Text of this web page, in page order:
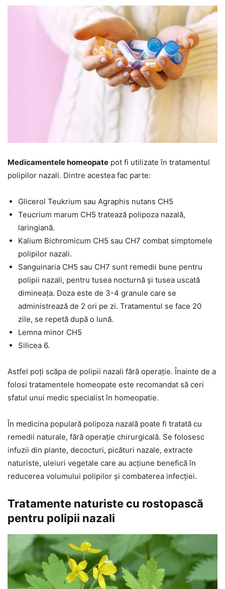
Medicamentele homeopate pot fi utilizate în tratamentul
polipilor nazali. Dintre acestea fac parte:
Glicerol Teukrium sau Agraphis nutans CH5
Teucrium marum CH5 tratează polipoza nazală,
laringiană.
Kalium Bichromicum CH5 sau CH7 combat simptomele
polipilor nazali.
Sanguinaria CH5 sau CH7 sunt remedii bune pentru
polipii nazali, pentru tusea nocturnă și tusea uscată
dimineața. Doza este de 3-4 granule care se
administrează de 2 ori pe zi. Tratamentul se face 20
zile, se repetă după o lună.
Lemna minor CH5
Silicea 6.
Astfel poți scăpa de polipii nazali fără operație. Înainte de a
folosi tratamentele homeopate este recomandat să ceri
sfatul unui medic specialist în homeopatie.
În medicina populară polipoza nazală poate fi tratată cu
remedii naturale, fără operație chirurgicală. Se folosesc
infuzii din plante, decocturi, picături nazale, extracte
naturiste, uleiuri vegetale care au acțiune benefică în
reducerea volumului polipilor și combaterea infecției.
Tratamente naturiste cu rostopască
pentru polipii nazali